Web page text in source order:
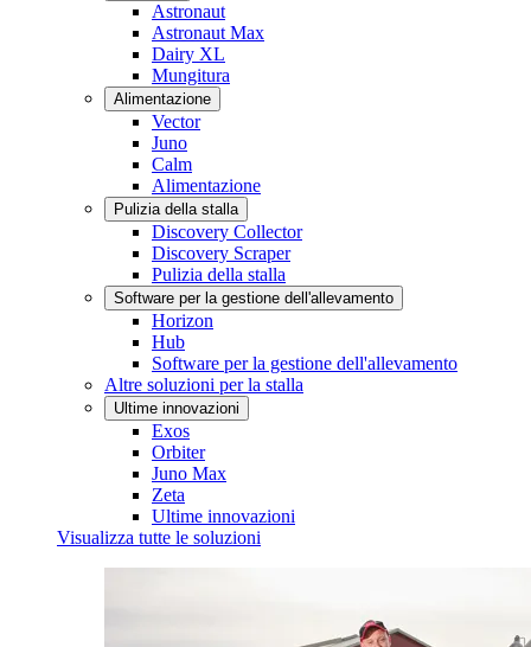
Astronaut
Astronaut Max
Dairy XL
Mungitura
Alimentazione
Vector
Juno
Calm
Alimentazione
Pulizia della stalla
Discovery Collector
Discovery Scraper
Pulizia della stalla
Software per la gestione dell'allevamento
Horizon
Hub
Software per la gestione dell'allevamento
Altre soluzioni per la stalla
Ultime innovazioni
Exos
Orbiter
Juno Max
Zeta
Ultime innovazioni
Visualizza tutte le soluzioni